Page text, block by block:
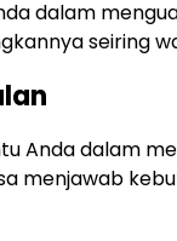
dalam
seiring
Anda dalam
menjawab